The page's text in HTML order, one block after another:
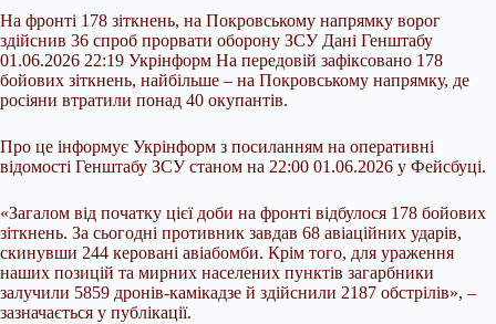
На фронті 178 зіткнень, на Покровському напрямку ворог
здійснив 36 спроб прорвати оборону ЗСУ Дані Генштабу
01.06.2026 22:19 Укрінформ На передовій зафіксовано 178
бойових зіткнень, найбільше – на Покровському напрямку, де
росіяни втратили понад 40 окупантів.
Про це інформує Укрінформ з посиланням на оперативні
відомості Генштабу ЗСУ станом на 22:00 01.06.2026 у Фейсбуці.
«Загалом від початку цієї доби на фронті відбулося 178 бойових
зіткнень. За сьогодні противник завдав 68 авіаційних ударів,
скинувши 244 керовані авіабомби. Крім того, для ураження
наших позицій та мирних населених пунктів загарбники
залучили 5859 дронів-камікадзе й здійснили 2187 обстрілів», –
зазначається у публікації.